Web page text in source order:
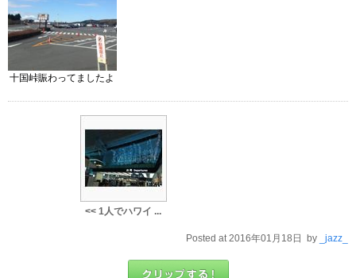
十国峠賑わってましたよ
<< 1人でハワイ ...
Posted at 2016年01月18日 by _jazz_